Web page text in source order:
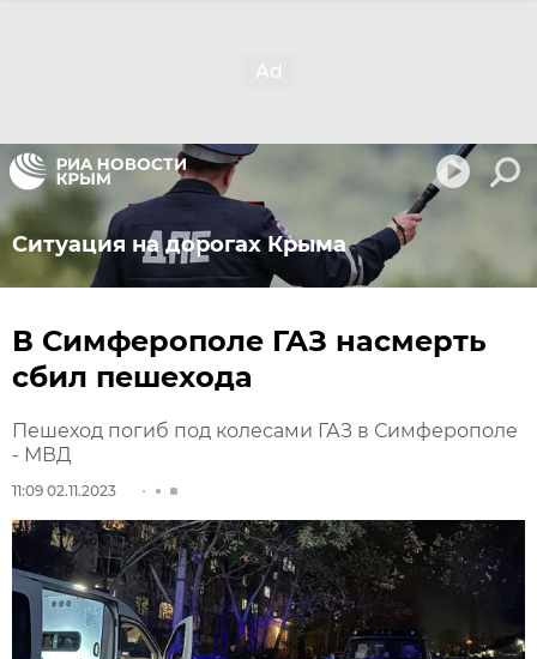
Ситуация на дорогах Крыма
В Симферополе ГАЗ насмерть
сбил пешехода
Пешеход погиб под колесами ГАЗ в Симферополе
- МВД
11:09 02.11.2023